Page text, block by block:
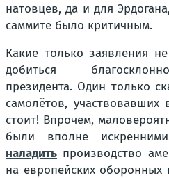
натовцев, да и для
саммите было критичным.
Какие только заявления
добиться
президента. Один только
самолётов,
стоит! Впрочем,
были вполне
наладить производство
на европейских оборонных